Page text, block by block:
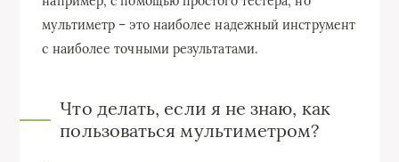
мультиметр – это наиболее надежный инструмент
с наиболее точными результатами.
Что делать, если я не знаю, как
пользоваться мультиметром?